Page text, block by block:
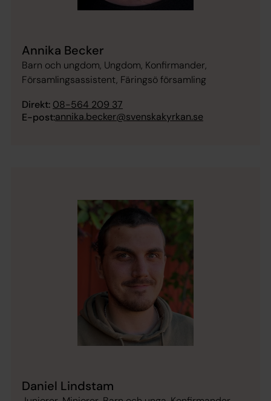
Annika Becker
Barn och ungdom, Ungdom, Konfirmander,
Församlingsassistent, Färingsö församling
Direkt: 08-564 209 37
E-post:annika.becker@svenskakyrkan.se
Daniel Lindstam